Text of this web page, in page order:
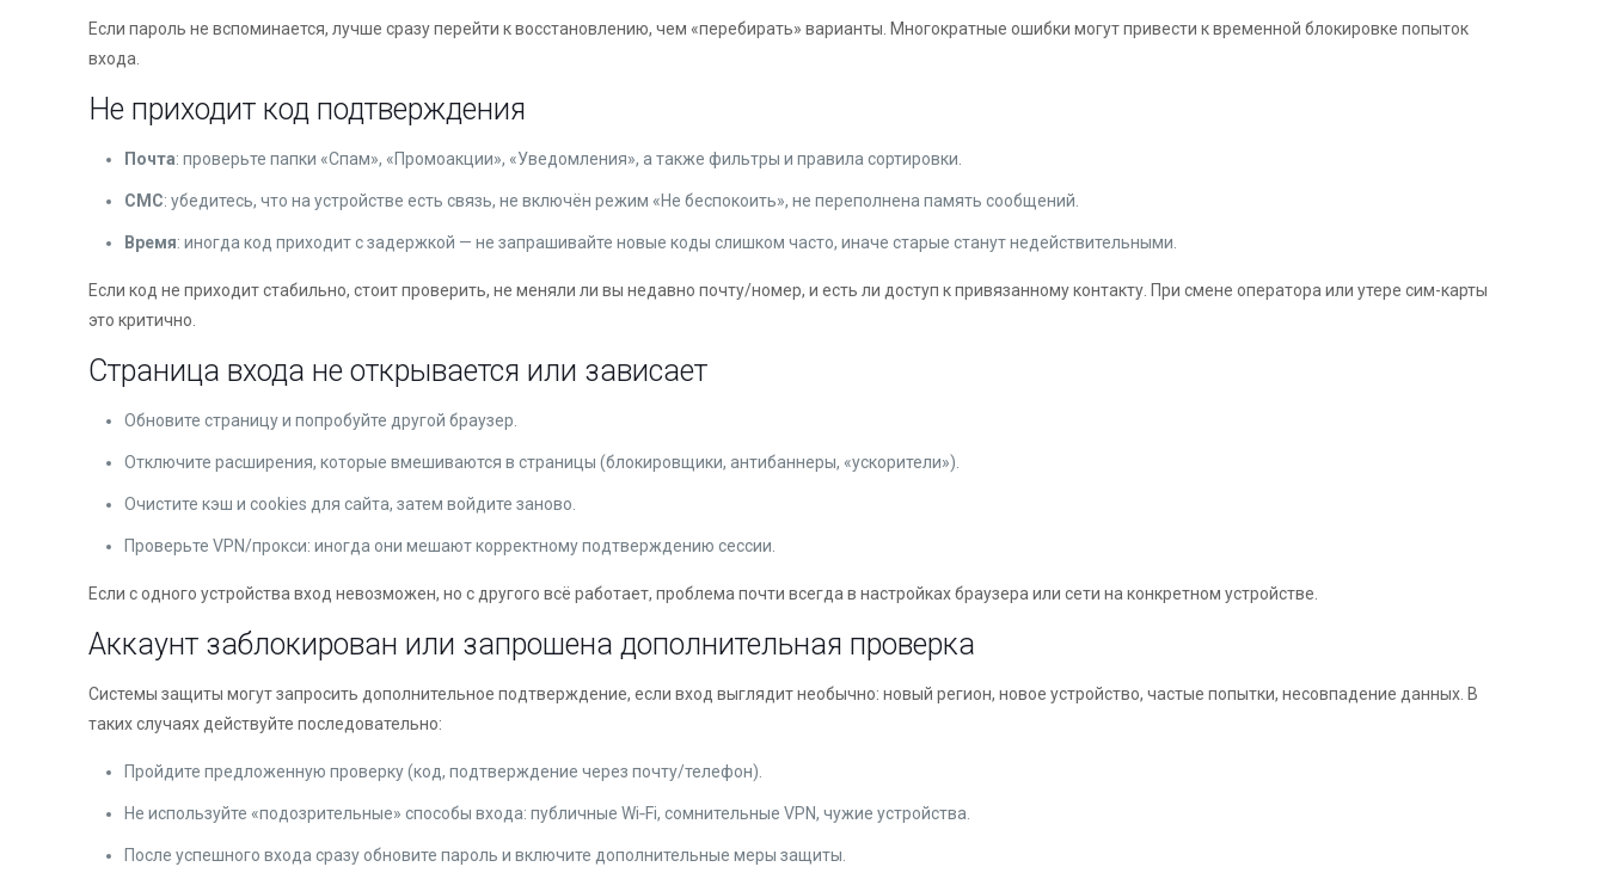
Если пароль не вспоминается, лучше сразу перейти к восстановлению, чем «перебирать» варианты. Многократные ошибки могут привести к временной блокировке попыток
входа.
Не приходит код подтверждения
Почта: проверьте папки «Спам», «Промоакции», «Уведомления», а также фильтры и правила сортировки.
СМС: убедитесь, что на устройстве есть связь, не включён режим «Не беспокоить», не переполнена память сообщений.
Время: иногда код приходит с задержкой — не запрашивайте новые коды слишком часто, иначе старые станут недействительными.
Если код не приходит стабильно, стоит проверить, не меняли ли вы недавно почту/номер, и есть ли доступ к привязанному контакту. При смене оператора или утере сим-карты
это критично.
Страница входа не открывается или зависает
Обновите страницу и попробуйте другой браузер.
Отключите расширения, которые вмешиваются в страницы (блокировщики, антибаннеры, «ускорители»).
Очистите кэш и cookies для сайта, затем войдите заново.
Проверьте VPN/прокси: иногда они мешают корректному подтверждению сессии.
Если с одного устройства вход невозможен, но с другого всё работает, проблема почти всегда в настройках браузера или сети на конкретном устройстве.
Аккаунт заблокирован или запрошена дополнительная проверка
Системы защиты могут запросить дополнительное подтверждение, если вход выглядит необычно: новый регион, новое устройство, частые попытки, несовпадение данных. В
таких случаях действуйте последовательно:
Пройдите предложенную проверку (код, подтверждение через почту/телефон).
Не используйте «подозрительные» способы входа: публичные Wi‑Fi, сомнительные VPN, чужие устройства.
После успешного входа сразу обновите пароль и включите дополнительные меры защиты.